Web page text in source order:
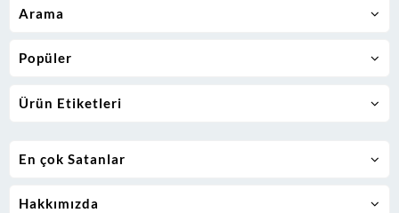
Arama
Popüler
Ürün Etiketleri
En çok Satanlar
Hakkımızda